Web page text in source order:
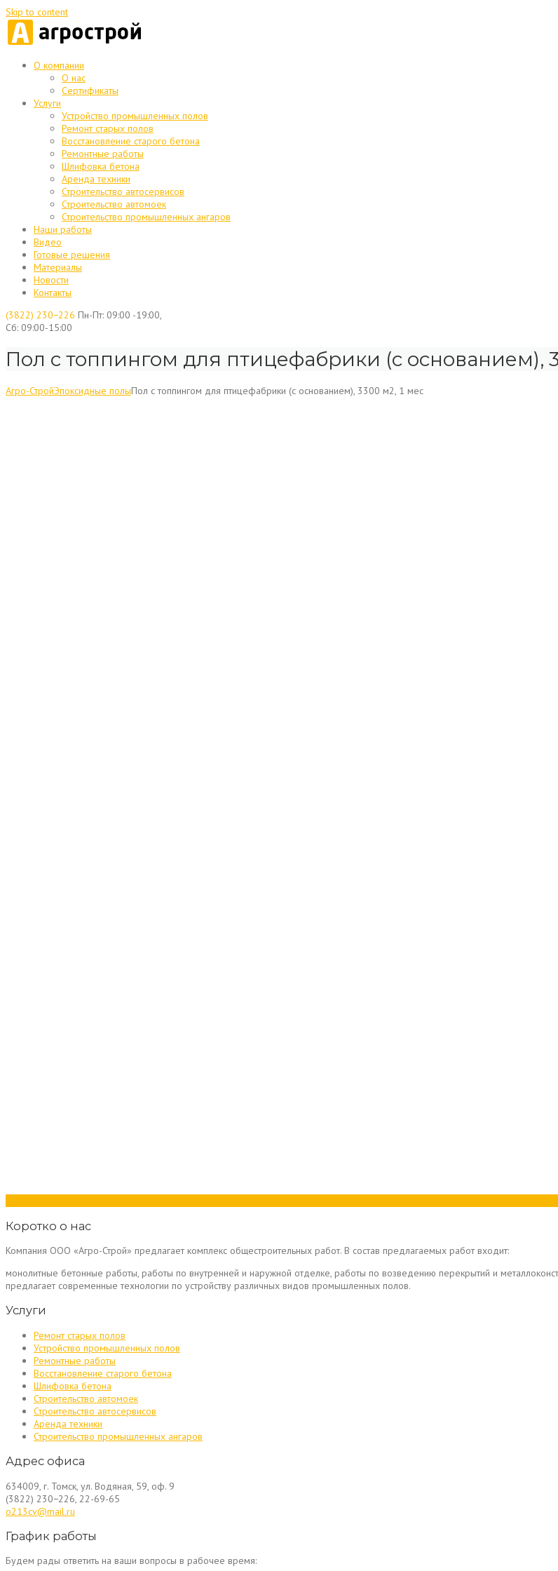
Skip to content
О компании
О нас
Сертификаты
Услуги
Устройство промышленных полов
Ремонт старых полов
Восстановление старого бетона
Ремонтные работы
Шлифовка бетона
Аренда техники
Строительство автосервисов
Строительство автомоек
Строительство промышленных ангаров
Наши работы
Видео
Готовые решения
Материалы
Новости
Контакты
(3822) 230−226 Пн-Пт: 09:00 -19:00,
Сб: 09:00-15:00
Пол с топпингом для птицефабрики (с основанием),
Агро-СтройЭпоксидные полыПол с топпингом для птицефабрики (с основанием), 3300 м2, 1 мес
Коротко о нас
Компания ООО «Агро-Строй» предлагает комплекс общестроительных работ. В состав предлагаемых работ входит:
монолитные бетонные работы, работы по внутренней и наружной отделке, работы по возведению перекрытий и
предлагает современные технологии по устройству различных видов промышленных полов.
Услуги
Ремонт старых полов
Устройство промышленных полов
Ремонтные работы
Восстановление старого бетона
Шлифовка бетона
Строительство автомоек
Строительство автосервисов
Аренда техники
Строительство промышленных ангаров
Адрес офиса
634009, г. Томск, ул. Водяная, 59, оф. 9
(3822) 230−226, 22-69-65
o213cv@mail.ru
График работы
Будем рады ответить на ваши вопросы в рабочее время: